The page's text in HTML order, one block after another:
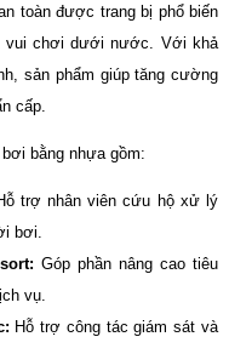
toàn được trang bị phổ biến
vui chơi dưới nước. Với khả
sản phẩm giúp tăng cường
cấp.
bằng nhựa gồm:
trợ nhân viên cứu hộ xử lý
bơi.
Góp phần nâng cao tiêu
vụ.
Hỗ trợ công tác giám sát và